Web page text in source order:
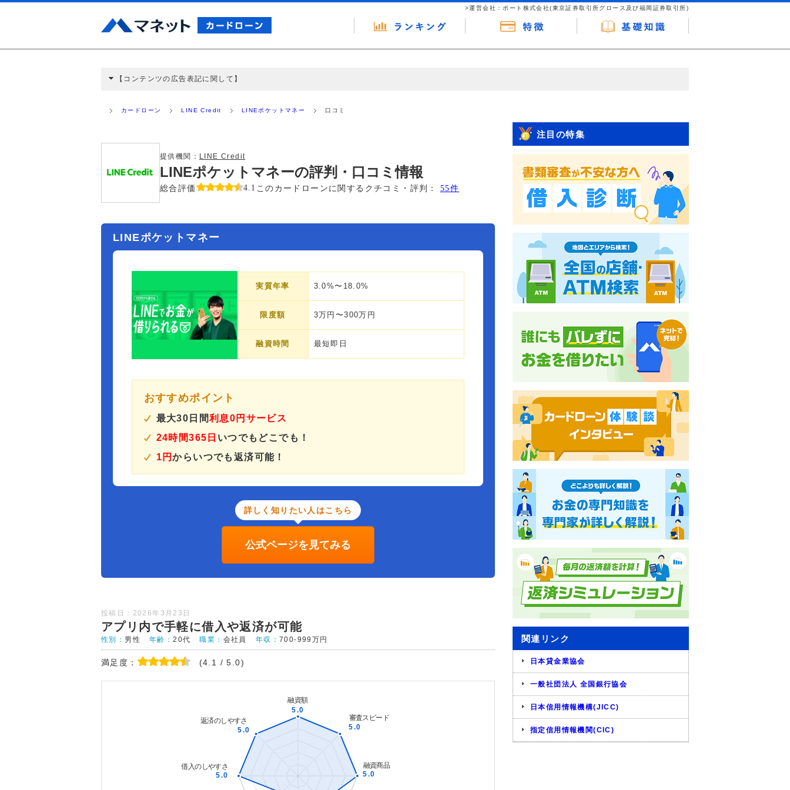
>運営会社：ポート株式会社(東京証券取引所グロース及び福岡証券取引所)
【コンテンツの広告表記に関して】
ミ収集などに基づき、公平性を担保した情報提供を行っています。
カードローン LINE Credit LINEポケットマネー 口コミ
提供機関： LINE Credit
LINEポケットマネーの評判・口コミ情報
総合評価 4.1 このカードローンに関するクチコミ・評判： 55件
LINEポケットマネー
実質年率 3.0%〜18.0%
限度額 3万円〜300万円
融資時間 最短即日
おすすめポイント
最大30日間利息0円サービス
24時間365日 いつでもどこでも！
1円からいつでも返済可能！
詳しく知りたい人はこちら
公式ページを見てみる
投稿日：2026年3月23日
アプリ内で手軽に借入や返済が可能
性別： 男性 年齢：20代 職業： 会社員 年収：700-999万円
満足度： (4.1 / 5.0)
注目の特集
関連リンク
日本貸金業協会
一般社団法人 全国銀行協会
日本信用情報機構(JICC)
指定信用情報機関(CIC)